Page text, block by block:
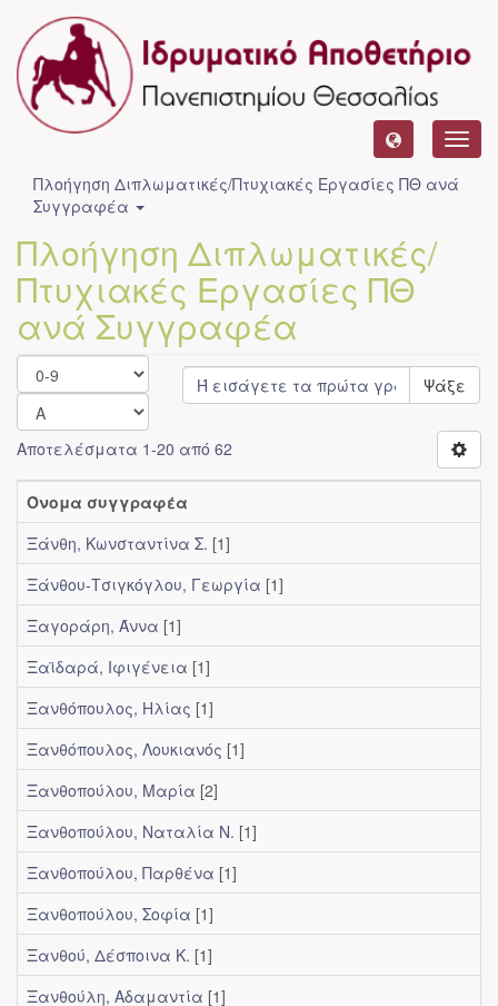
Πλοήγηση Διπλωματικές/Πτυχιακές Εργασίες ΠΘ ανά
Συγγραφέα
Πλοήγηση Διπλωματικές/
Πτυχιακές Εργασίες ΠΘ
ανά Συγγραφέα
Ψάξε
Αποτελέσματα 1-20 από 62
Όνομα συγγραφέα
Ξάνθη, Κωνσταντίνα Σ. [1]
Ξάνθου-Τσιγκόγλου, Γεωργία [1]
Ξαγοράρη, Άννα [1]
Ξαϊδαρά, Ιφιγένεια [1]
Ξανθόπουλος, Ηλίας [1]
Ξανθόπουλος, Λουκιανός [1]
Ξανθοπούλου, Μαρία [2]
Ξανθοπούλου, Ναταλία Ν. [1]
Ξανθοπούλου, Παρθένα [1]
Ξανθοπούλου, Σοφία [1]
Ξανθού, Δέσποινα Κ. [1]
Ξανθούλη, Αδαμαντία [1]